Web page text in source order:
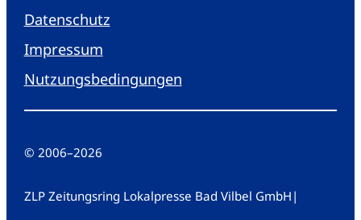
Datenschutz
Impressum
Nutzungsbedingungen
© 2006–2026
ZLP Zeitungsring Lokalpresse Bad Vilbel GmbH |